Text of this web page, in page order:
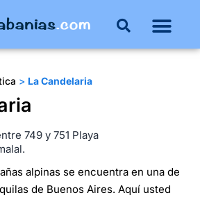
> La Candelaria
749 y 751 Playa
alpinas se encuentra en una de
de Buenos Aires. Aquí usted